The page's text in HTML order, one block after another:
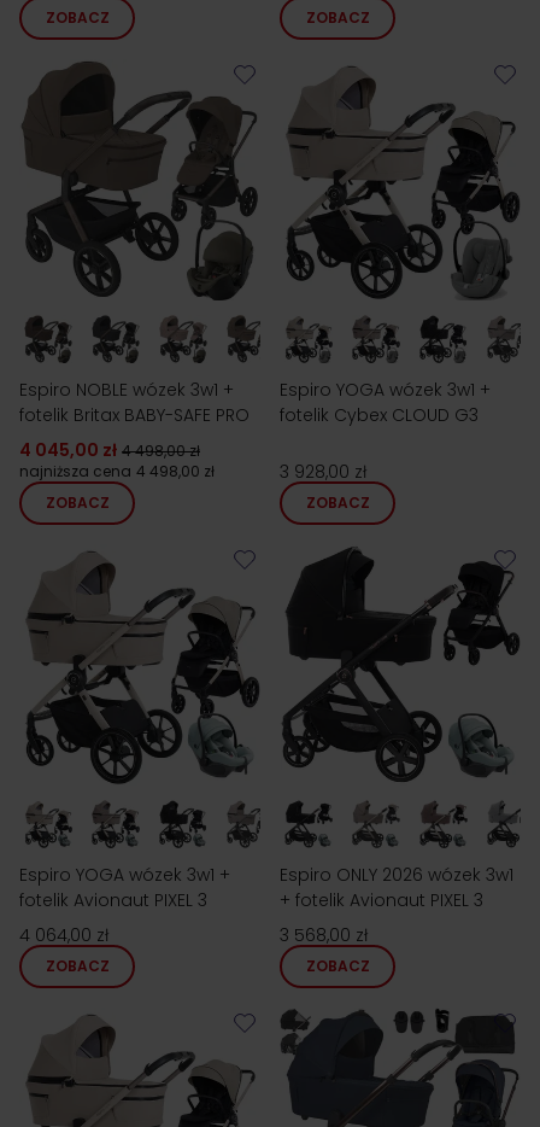
ZOBACZ
ZOBACZ
Espiro NOBLE wózek 3w1 +
fotelik Britax BABY-SAFE PRO
4 045,00 zł 4 498,00 zł
najniższa cena 4 498,00 zł
ZOBACZ
Espiro YOGA wózek 3w1 +
fotelik Cybex CLOUD G3
3 928,00 zł
ZOBACZ
Espiro YOGA wózek 3w1 +
fotelik Avionaut PIXEL 3
4 064,00 zł
ZOBACZ
Espiro ONLY 2026 wózek 3w1
+ fotelik Avionaut PIXEL 3
3 568,00 zł
ZOBACZ